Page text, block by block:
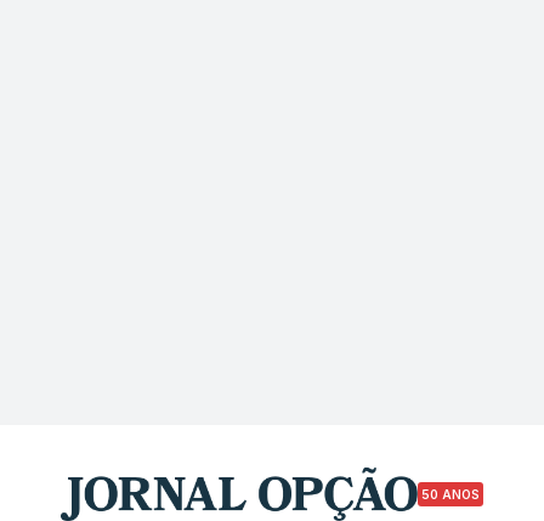
50 ANOS